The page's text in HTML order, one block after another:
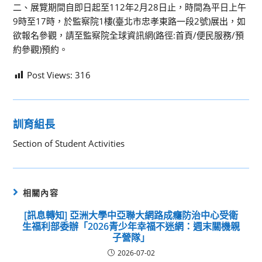
二、展覽期間自即日起至112年2月28日止，時間為平日上午
9時至17時，於監察院1樓(臺北市忠孝東路一段2號)展出，如
欲報名參觀，請至監察院全球資訊網(路徑:首頁/便民服務/預
約參觀)預約。
Post Views: 316
訓育組長
Section of Student Activities
相關內容
[訊息轉知] 亞洲大學中亞聯大網路成癮防治中心受衛
生福利部委辦「2026青少年幸福不迷網：週末關機親
子營隊」
2026-07-02